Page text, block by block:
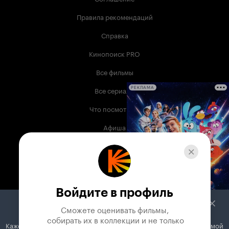
Правила рекомендаций
Справка
Кинопоиск PRO
Все фильмы
Все сериалы
Что посмотреть
Афиша
Музыка
Телепрограмма
Служба поддержки
РЕКЛАМА
Войдите в профиль
Сможете оценивать фильмы,
собирать их в коллекции и не только
Кажется, вы используете блокировщик рекламы. Вместе с рекламой